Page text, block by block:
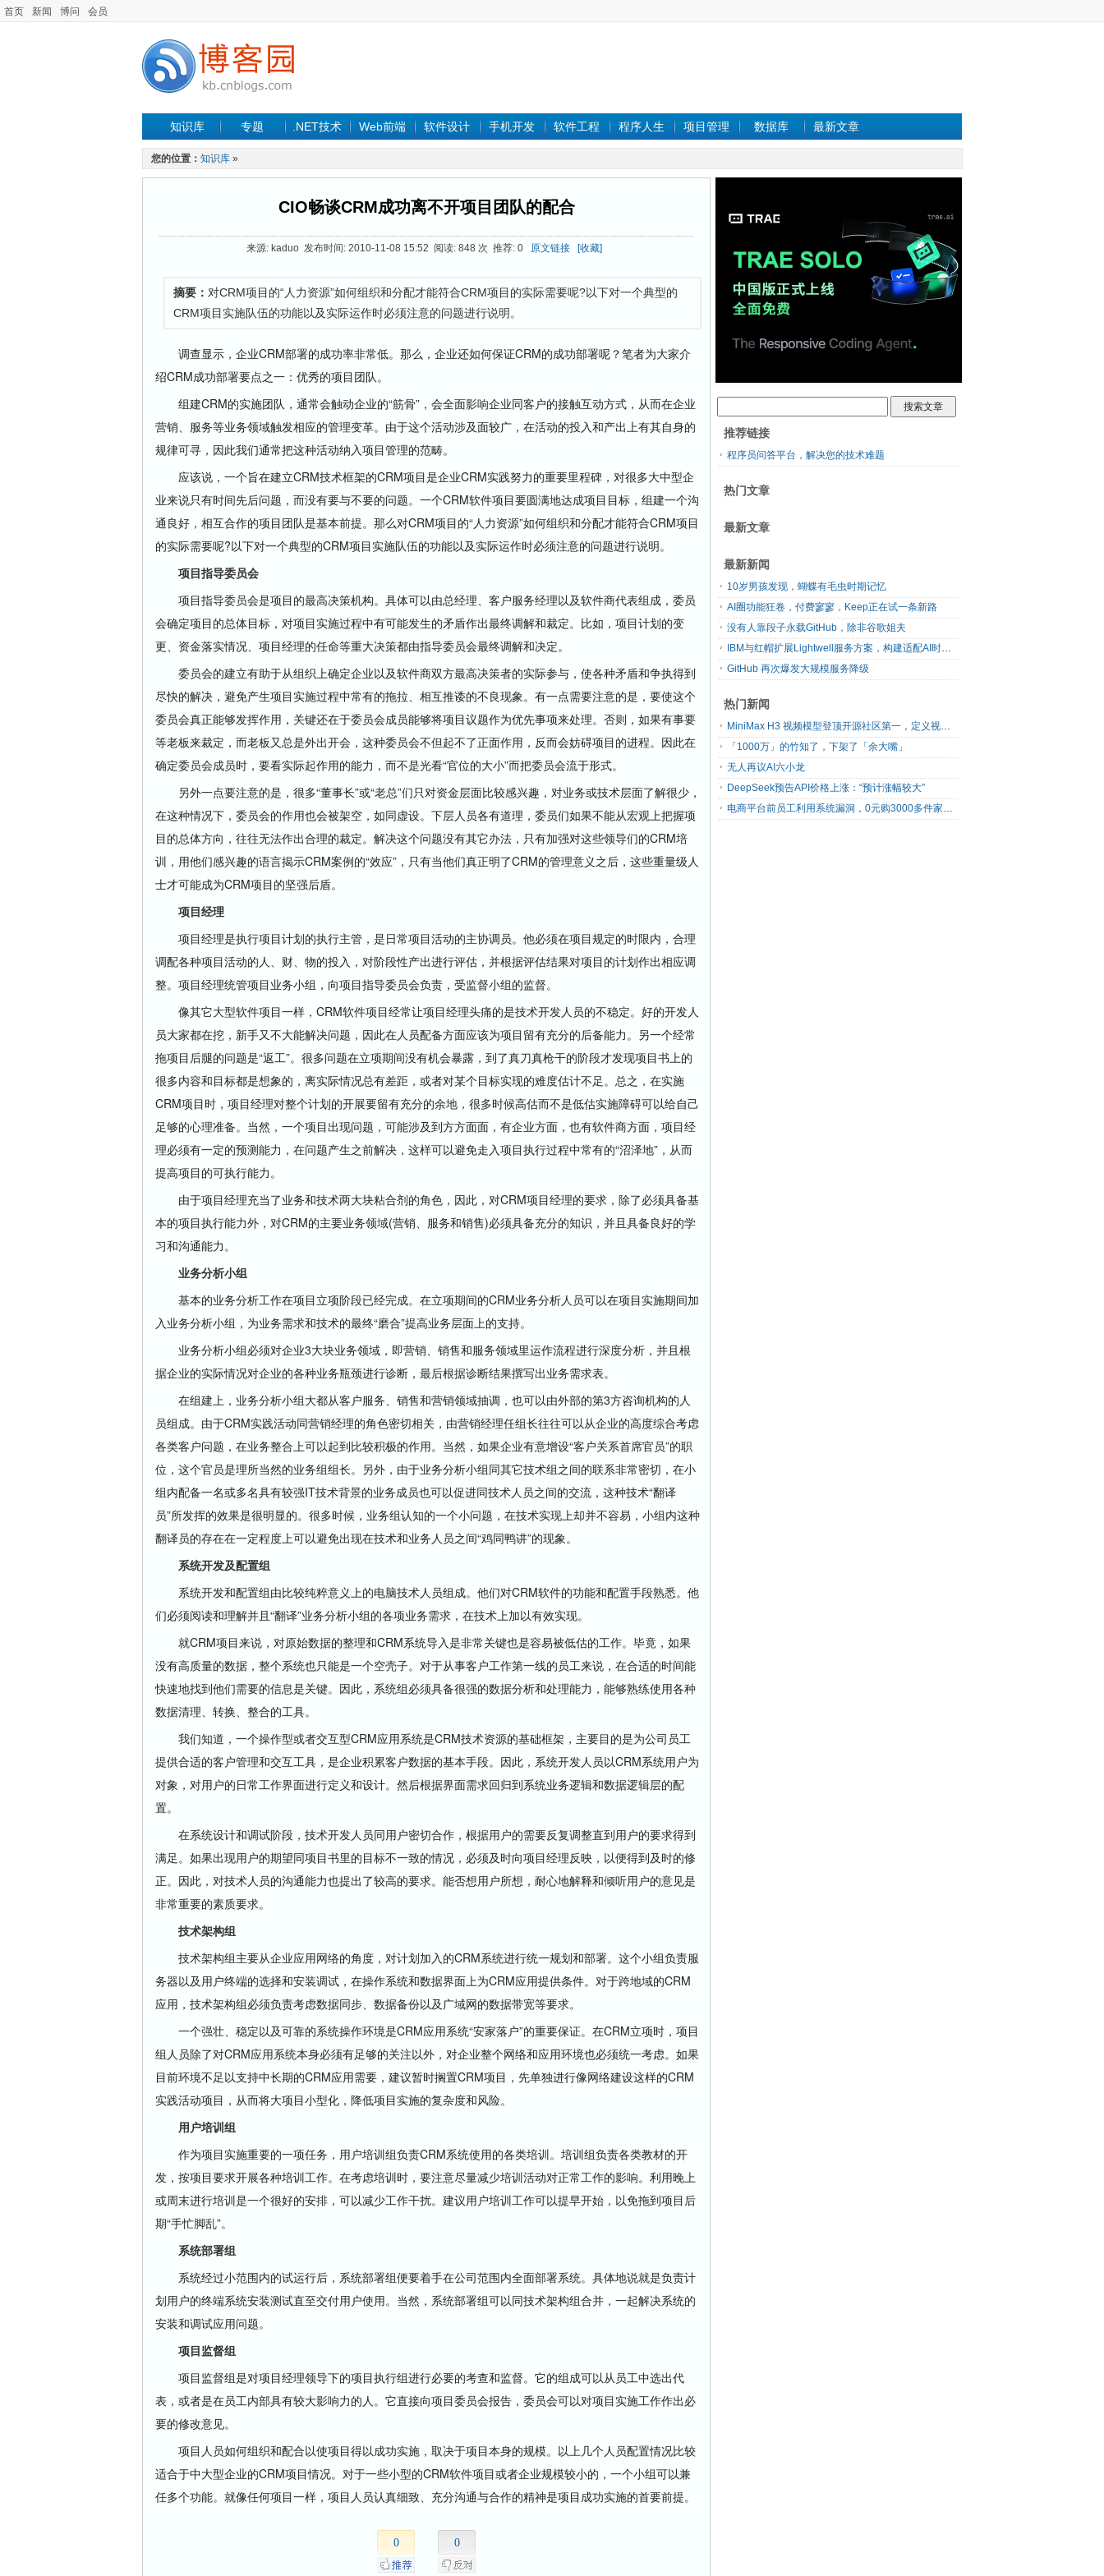
首页 新闻 博问 会员
知识库 专题 .NET技术 Web前端 软件设计 手机开发 软件工程 程序人生 项目管理 数据库 最新文章
您的位置： 知识库 »
CIO畅谈CRM成功离不开项目团队的配合
来源: kaduo 发布时间: 2010-11-08 15:52 阅读: 848 次 推荐: 0 原文链接 [收藏]
摘要： 对CRM项目的“人力资源”如何组织和分配才能符合CRM项目的实际需要呢?以下对一个典型的
CRM项目实施队伍的功能以及实际运作时必须注意的问题进行说明。
调查显示，企业CRM部署的成功率非常低。那么，企业还如何保证CRM的成功部署呢？笔者为大家介
绍CRM成功部署要点之一：优秀的项目团队。
组建CRM的实施团队，通常会触动企业的“筋骨”，会全面影响企业同客户的接触互动方式，从而在企业
营销、服务等业务领域触发相应的管理变革。由于这个活动涉及面较广，在活动的投入和产出上有其自身的
规律可寻，因此我们通常把这种活动纳入项目管理的范畴。
应该说，一个旨在建立CRM技术框架的CRM项目是企业CRM实践努力的重要里程碑，对很多大中型企
业来说只有时间先后问题，而没有要与不要的问题。一个CRM软件项目要圆满地达成项目目标，组建一个沟
通良好，相互合作的项目团队是基本前提。那么对CRM项目的“人力资源”如何组织和分配才能符合CRM项目
的实际需要呢?以下对一个典型的CRM项目实施队伍的功能以及实际运作时必须注意的问题进行说明。
项目指导委员会
项目指导委员会是项目的最高决策机构。具体可以由总经理、客户服务经理以及软件商代表组成，委员
会确定项目的总体目标，对项目实施过程中有可能发生的矛盾作出最终调解和裁定。比如，项目计划的变
更、资金落实情况、项目经理的任命等重大决策都由指导委员会最终调解和决定。
委员会的建立有助于从组织上确定企业以及软件商双方最高决策者的实际参与，使各种矛盾和争执得到
尽快的解决，避免产生项目实施过程中常有的拖拉、相互推诿的不良现象。有一点需要注意的是，要使这个
委员会真正能够发挥作用，关键还在于委员会成员能够将项目议题作为优先事项来处理。否则，如果有事要
等老板来裁定，而老板又总是外出开会，这种委员会不但起不了正面作用，反而会妨碍项目的进程。因此在
确定委员会成员时，要看实际起作用的能力，而不是光看“官位的大小”而把委员会流于形式。
另外一点要注意的是，很多“董事长”或“老总”们只对资金层面比较感兴趣，对业务或技术层面了解很少，
在这种情况下，委员会的作用也会被架空，如同虚设。下层人员各有道理，委员们如果不能从宏观上把握项
目的总体方向，往往无法作出合理的裁定。解决这个问题没有其它办法，只有加强对这些领导们的CRM培
训，用他们感兴趣的语言揭示CRM案例的“效应”，只有当他们真正明了CRM的管理意义之后，这些重量级人
士才可能成为CRM项目的坚强后盾。
项目经理
项目经理是执行项目计划的执行主管，是日常项目活动的主协调员。他必须在项目规定的时限内，合理
调配各种项目活动的人、财、物的投入，对阶段性产出进行评估，并根据评估结果对项目的计划作出相应调
整。项目经理统管项目业务小组，向项目指导委员会负责，受监督小组的监督。
像其它大型软件项目一样，CRM软件项目经常让项目经理头痛的是技术开发人员的不稳定。好的开发人
员大家都在挖，新手又不大能解决问题，因此在人员配备方面应该为项目留有充分的后备能力。另一个经常
拖项目后腿的问题是“返工”。很多问题在立项期间没有机会暴露，到了真刀真枪干的阶段才发现项目书上的
很多内容和目标都是想象的，离实际情况总有差距，或者对某个目标实现的难度估计不足。总之，在实施
CRM项目时，项目经理对整个计划的开展要留有充分的余地，很多时候高估而不是低估实施障碍可以给自己
足够的心理准备。当然，一个项目出现问题，可能涉及到方方面面，有企业方面，也有软件商方面，项目经
理必须有一定的预测能力，在问题产生之前解决，这样可以避免走入项目执行过程中常有的“沼泽地”，从而
提高项目的可执行能力。
由于项目经理充当了业务和技术两大块粘合剂的角色，因此，对CRM项目经理的要求，除了必须具备基
本的项目执行能力外，对CRM的主要业务领域(营销、服务和销售)必须具备充分的知识，并且具备良好的学
习和沟通能力。
业务分析小组
基本的业务分析工作在项目立项阶段已经完成。在立项期间的CRM业务分析人员可以在项目实施期间加
入业务分析小组，为业务需求和技术的最终“磨合”提高业务层面上的支持。
业务分析小组必须对企业3大块业务领域，即营销、销售和服务领域里运作流程进行深度分析，并且根
据企业的实际情况对企业的各种业务瓶颈进行诊断，最后根据诊断结果撰写出业务需求表。
在组建上，业务分析小组大都从客户服务、销售和营销领域抽调，也可以由外部的第3方咨询机构的人
员组成。由于CRM实践活动同营销经理的角色密切相关，由营销经理任组长往往可以从企业的高度综合考虑
各类客户问题，在业务整合上可以起到比较积极的作用。当然，如果企业有意增设“客户关系首席官员”的职
位，这个官员是理所当然的业务组组长。另外，由于业务分析小组同其它技术组之间的联系非常密切，在小
组内配备一名或多名具有较强IT技术背景的业务成员也可以促进同技术人员之间的交流，这种技术“翻译
员”所发挥的效果是很明显的。很多时候，业务组认知的一个小问题，在技术实现上却并不容易，小组内这种
翻译员的存在在一定程度上可以避免出现在技术和业务人员之间“鸡同鸭讲”的现象。
系统开发及配置组
系统开发和配置组由比较纯粹意义上的电脑技术人员组成。他们对CRM软件的功能和配置手段熟悉。他
们必须阅读和理解并且“翻译”业务分析小组的各项业务需求，在技术上加以有效实现。
就CRM项目来说，对原始数据的整理和CRM系统导入是非常关键也是容易被低估的工作。毕竟，如果
没有高质量的数据，整个系统也只能是一个空壳子。对于从事客户工作第一线的员工来说，在合适的时间能
快速地找到他们需要的信息是关键。因此，系统组必须具备很强的数据分析和处理能力，能够熟练使用各种
数据清理、转换、整合的工具。
我们知道，一个操作型或者交互型CRM应用系统是CRM技术资源的基础框架，主要目的是为公司员工
提供合适的客户管理和交互工具，是企业积累客户数据的基本手段。因此，系统开发人员以CRM系统用户为
对象，对用户的日常工作界面进行定义和设计。然后根据界面需求回归到系统业务逻辑和数据逻辑层的配
置。
在系统设计和调试阶段，技术开发人员同用户密切合作，根据用户的需要反复调整直到用户的要求得到
满足。如果出现用户的期望同项目书里的目标不一致的情况，必须及时向项目经理反映，以便得到及时的修
正。因此，对技术人员的沟通能力也提出了较高的要求。能否想用户所想，耐心地解释和倾听用户的意见是
非常重要的素质要求。
技术架构组
技术架构组主要从企业应用网络的角度，对计划加入的CRM系统进行统一规划和部署。这个小组负责服
务器以及用户终端的选择和安装调试，在操作系统和数据界面上为CRM应用提供条件。对于跨地域的CRM
应用，技术架构组必须负责考虑数据同步、数据备份以及广域网的数据带宽等要求。
一个强壮、稳定以及可靠的系统操作环境是CRM应用系统“安家落户”的重要保证。在CRM立项时，项目
组人员除了对CRM应用系统本身必须有足够的关注以外，对企业整个网络和应用环境也必须统一考虑。如果
目前环境不足以支持中长期的CRM应用需要，建议暂时搁置CRM项目，先单独进行像网络建设这样的CRM
实践活动项目，从而将大项目小型化，降低项目实施的复杂度和风险。
用户培训组
作为项目实施重要的一项任务，用户培训组负责CRM系统使用的各类培训。培训组负责各类教材的开
发，按项目要求开展各种培训工作。在考虑培训时，要注意尽量减少培训活动对正常工作的影响。利用晚上
或周末进行培训是一个很好的安排，可以减少工作干扰。建议用户培训工作可以提早开始，以免拖到项目后
期“手忙脚乱”。
系统部署组
系统经过小范围内的试运行后，系统部署组便要着手在公司范围内全面部署系统。具体地说就是负责计
划用户的终端系统安装测试直至交付用户使用。当然，系统部署组可以同技术架构组合并，一起解决系统的
安装和调试应用问题。
项目监督组
项目监督组是对项目经理领导下的项目执行组进行必要的考查和监督。它的组成可以从员工中选出代
表，或者是在员工内部具有较大影响力的人。它直接向项目委员会报告，委员会可以对项目实施工作作出必
要的修改意见。
项目人员如何组织和配合以使项目得以成功实施，取决于项目本身的规模。以上几个人员配置情况比较
适合于中大型企业的CRM项目情况。对于一些小型的CRM软件项目或者企业规模较小的，一个小组可以兼
任多个功能。就像任何项目一样，项目人员认真细致、充分沟通与合作的精神是项目成功实施的首要前提。
0 0
推荐链接
程序员问答平台，解决您的技术难题
热门文章
最新文章
最新新闻
10岁男孩发现，蝴蝶有毛虫时期记忆
AI圈功能狂卷，付费寥寥，Keep正在试一条新路
没有人靠段子永载GitHub，除非谷歌姐夫
IBM与红帽扩展Lightwell服务方案，构建适配AI时代开源生态的可信基础设施
GitHub 再次爆发大规模服务降级
热门新闻
MiniMax H3 视频模型登顶开源社区第一，定义视频模型领域“斩杀线”
「1000万」的竹知了，下架了「余大嘴」
无人再议AI六小龙
DeepSeek预告API价格上涨：“预计涨幅较大”
电商平台前员工利用系统漏洞，0元购3000多件家电！